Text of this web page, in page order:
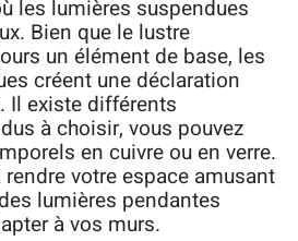
les lumières suspendues
Bien que le lustre
un élément de base, les
créent une déclaration
Il existe différents
à choisir, vous pouvez
en cuivre ou en verre.
votre espace amusant
lumières pendantes
à vos murs.